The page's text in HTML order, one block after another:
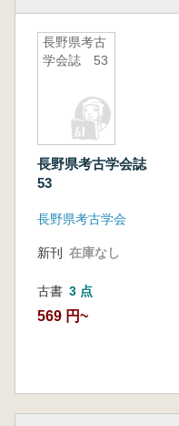
長野県考古
学会誌 53
長野県考古学会誌
53
長野県考古学会
新刊 在庫なし
古書 3 点
569 円~